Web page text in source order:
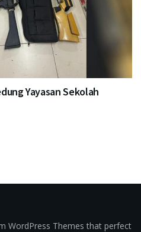
Yayasan Sekolah
WordPress Themes that perfect